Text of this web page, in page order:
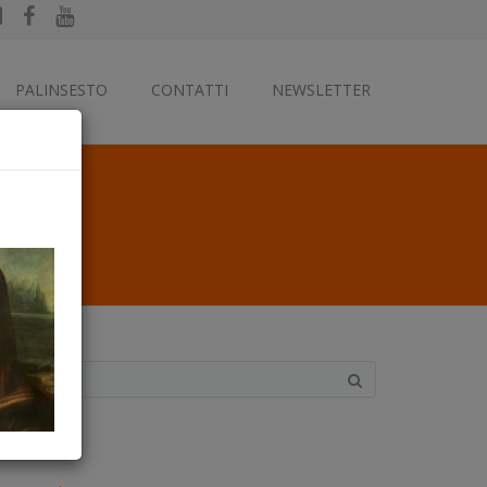
PALINSESTO CONTATTI NEWSLETTER